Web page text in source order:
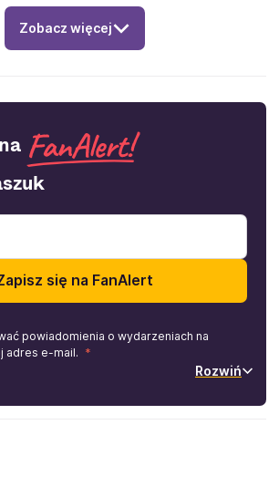
Zobacz więcej
się na FanAlert
powiadomienia o wydarzeniach na
adres e-mail.
Rozwiń